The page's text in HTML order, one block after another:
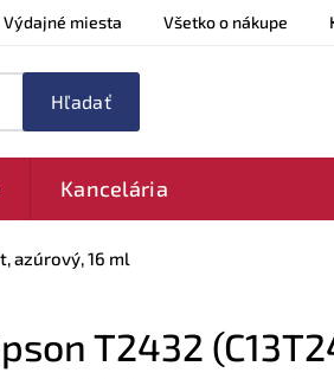
Výdajné miesta Všetko o nákupe
Kancelária
azúrový, 16 ml
T2432